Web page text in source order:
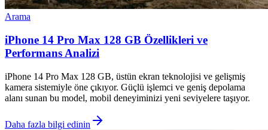
Arama
iPhone 14 Pro Max 128 GB Özellikleri ve
Performans Analizi
iPhone 14 Pro Max 128 GB, üstün ekran teknolojisi ve gelişmiş
kamera sistemiyle öne çıkıyor. Güçlü işlemci ve geniş depolama
alanı sunan bu model, mobil deneyiminizi yeni seviyelere taşıyor.
Daha fazla bilgi edinin